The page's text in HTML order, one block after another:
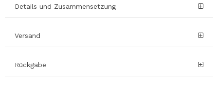
Details und Zusammensetzung
Versand
Rückgabe